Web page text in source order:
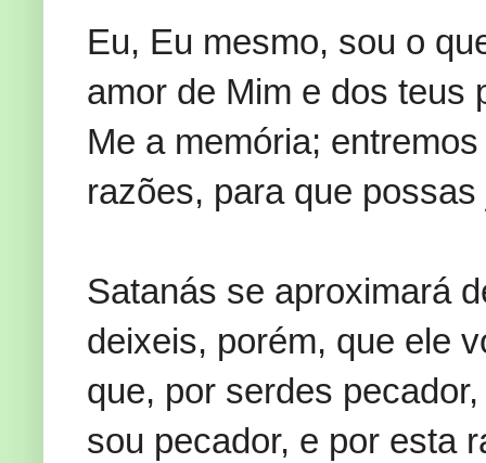
Eu, Eu mesmo, sou o
amor de Mim e dos teus
Me a memória;
razões, para que
Satanás se aproximará
deixeis, porém, que ele
que, por serdes
sou pecador, e por esta